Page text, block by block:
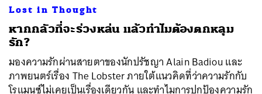
Lost in Thought
หากกลัวที่จะร่วงหล่น แล้วทำไมต้องตกหลุม
รัก?
มองความรักผ่านสายตาของนักปรัชญา Alain Badiou และ
ภาพยนตร์เรื่อง The Lobster ภายใต้แนวคิดที่ว่าความรักกับ
โรแมนซ์ไม่เคยเป็นเรื่องเดียวกัน และทำไมการปกป้องความรัก